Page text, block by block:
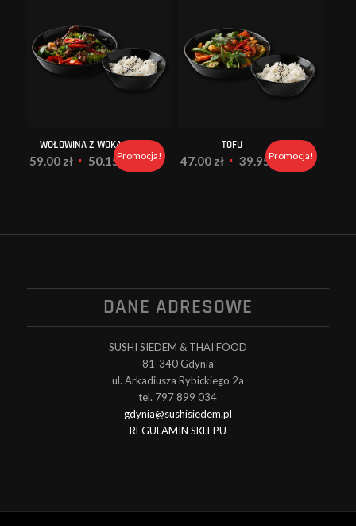
WOŁOWINA Z WOKA
59.00zł Pierwotna
50.15złAktualna
Promocja!
TOFU
47.00zł Pierwotna
39.95złAktualna
Promocja!
DANE ADRESOWE
SUSHI SIEDEM & THAI FOOD
81-340 Gdynia
ul. Arkadiusza Rybickiego 2a
tel. 797 899 034
gdynia@sushisiedem.pl
REGULAMIN SKLEPU